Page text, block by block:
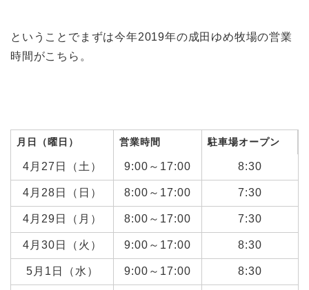
ということでまずは今年2019年の成田ゆめ牧場の営業
時間がこちら。
月日（曜日） 営業時間 駐車場オープン
4月27日（土） 9:00～17:00 8:30
4月28日（日） 8:00～17:00 7:30
4月29日（月） 8:00～17:00 7:30
4月30日（火） 9:00～17:00 8:30
5月1日（水） 9:00～17:00 8:30